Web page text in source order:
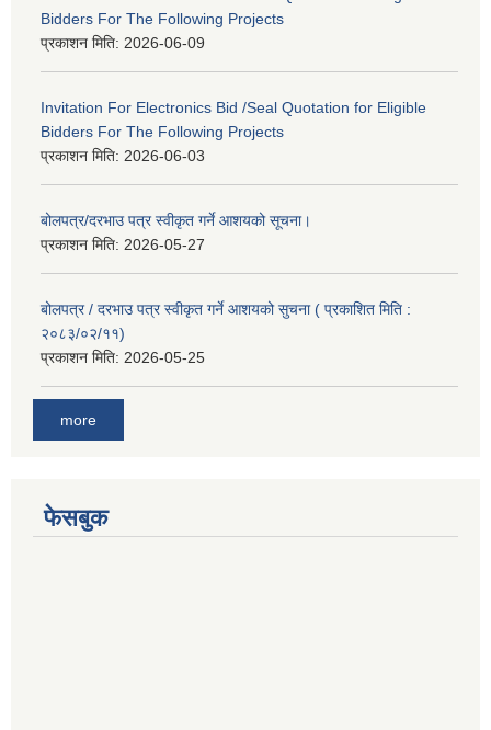
Bidders For The Following Projects
प्रकाशन मिति: 2026-06-09
Invitation For Electronics Bid /Seal Quotation for Eligible
Bidders For The Following Projects
प्रकाशन मिति: 2026-06-03
बोलपत्र/दरभाउ पत्र स्वीकृत गर्ने आशयको सूचना।
प्रकाशन मिति: 2026-05-27
बोलपत्र / दरभाउ पत्र स्वीकृत गर्ने आशयको सुचना ( प्रकाशित मिति :
२०८३/०२/११)
प्रकाशन मिति: 2026-05-25
more
फेसबुक